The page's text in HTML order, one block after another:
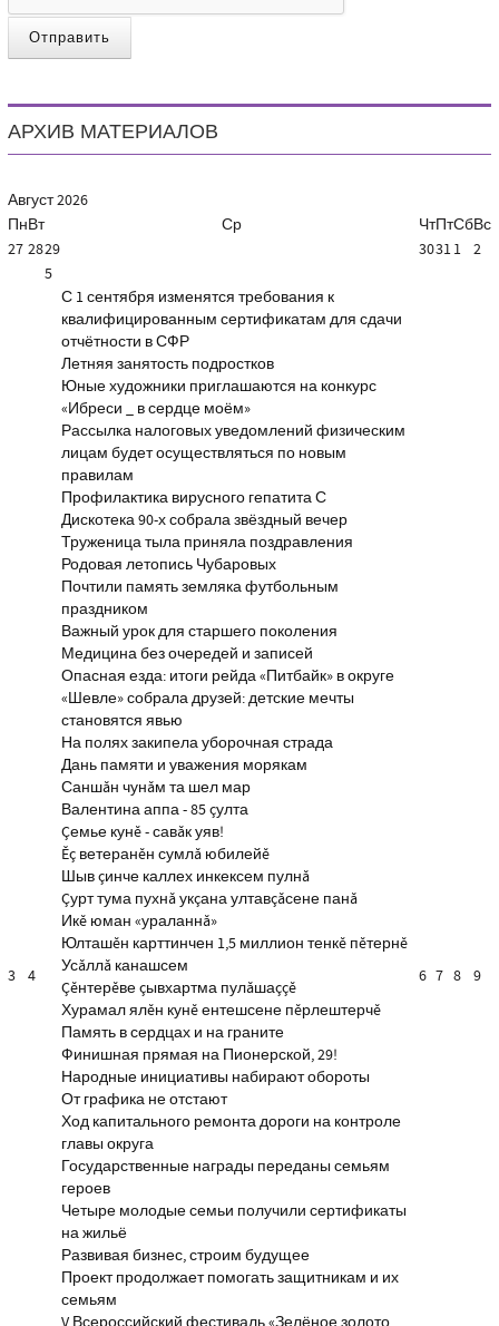
Отправить
АРХИВ МАТЕРИАЛОВ
Август2026
ПнВт Ср ЧтПтСбВс
27 2829 30311 2
3 4
5
С 1 сентября изменятся требования к
квалифицированным сертификатам для сдачи
отчётности в СФР
Летняя занятость подростков
Юные художники приглашаются на конкурс
«Ибреси _ в сердце моём»
Рассылка налоговых уведомлений физическим
лицам будет осуществляться по новым
правилам
Профилактика вирусного гепатита С
Дискотека 90-х собрала звёздный вечер
Труженица тыла приняла поздравления
Родовая летопись Чубаровых
Почтили память земляка футбольным
праздником
Важный урок для старшего поколения
Медицина без очередей и записей
Опасная езда: итоги рейда «Питбайк» в округе
«Шевле» собрала друзей: детские мечты
становятся явью
На полях закипела уборочная страда
Дань памяти и уважения морякам
Саншăн чунăм та шел мар
Валентина аппа - 85 çулта
Çемье кунĕ - савăк уяв!
Ĕç ветеранĕн сумлă юбилейĕ
Шыв çинче каллех инкексем пулнă
Çурт тума пухнă укçана ултавçăсене панă
Икĕ юман «ураланнă»
Юлташĕн карттинчен 1,5 миллион тенкĕ пĕтернĕ
Усăллă канашсем
Çĕнтерĕве çывхартма пулăшаççĕ
Хурамал ялĕн кунĕ ентешсене пĕрлештерчĕ
Память в сердцах и на граните
Финишная прямая на Пионерской, 29!
Народные инициативы набирают обороты
От графика не отстают
Ход капитального ремонта дороги на контроле
главы округа
Государственные награды переданы семьям
героев
Четыре молодые семьи получили сертификаты
на жильё
Развивая бизнес, строим будущее
Проект продолжает помогать защитникам и их
семьям
6 7 8 9